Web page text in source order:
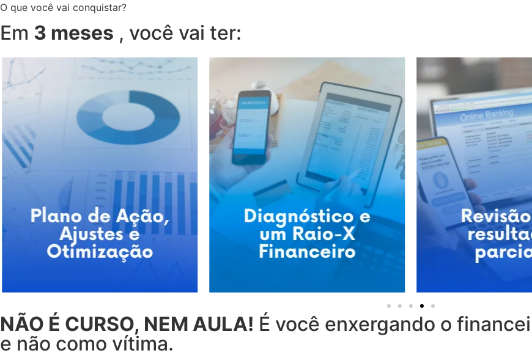
O que você vai conquistar?
Em 3 meses , você vai ter:
NÃO É CURSO, NEM AULA! É você enxergando o
e não como vítima.